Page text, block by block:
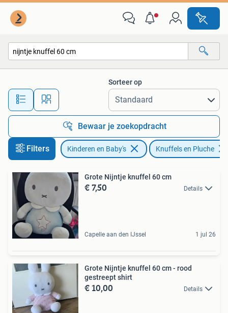
Alle afstanden…
Sorteer op
Bewaar je zoekopdracht
Filters Kinderen en Baby's Knuffels en Pluche
Grote Nijntje knuffel 60 cm
€ 7,50 Details
Capelle aan den IJssel 1 jul 26
Grote Nijntje knuffel 60 cm - rood
gestreept shirt
€ 10,00 Details